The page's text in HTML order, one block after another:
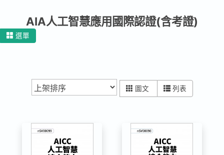
登入
選單
AIA人工智慧應用國際認證(含考證)
圖文 列表